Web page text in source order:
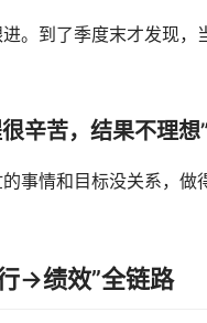
。到了季度末才发现，
辛苦，结果不理想”
事情和目标没关系，做
→绩效”全链路